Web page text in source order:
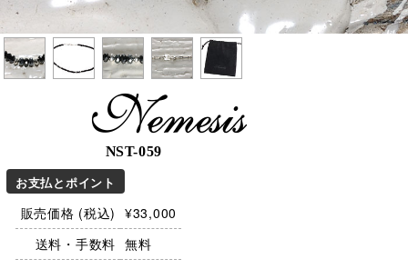
Nemesis
NST-059
お支払とポイント
販売価格 (税込) ¥33,000
送料・手数料 無料